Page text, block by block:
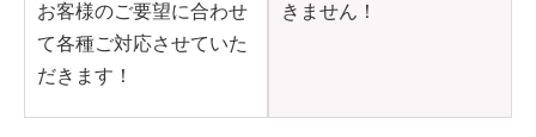
お客様のご要望に合わせ
て各種ご対応させていた
だきます！
きません！